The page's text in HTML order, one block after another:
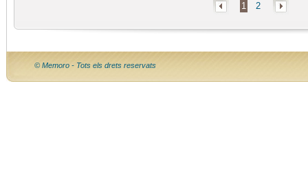
1 2
© Memoro - Tots els drets reservats